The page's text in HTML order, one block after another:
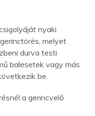
nyaki
melyet
durva testi
balesetek vagy más
be.
a gerincvelő